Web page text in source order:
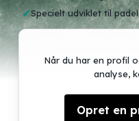
Specielt udviklet til
Når du har en profil
analyse,
Opret en